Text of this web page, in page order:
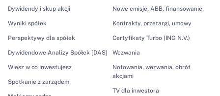
Dywidendy i skup akcji
Wyniki spółek
Perspektywy dla spółek
Dywidendowe Analizy Spółek [DAS]
Wiesz w co inwestujesz
Spotkanie z zarządem
Nowe emisje, ABB, finansowanie
Kontrakty, przetargi, umowy
Certyfikaty Turbo (ING N.V.)
Wezwania
Notowania, wezwania, obrót
akcjami
TV dla inwestora